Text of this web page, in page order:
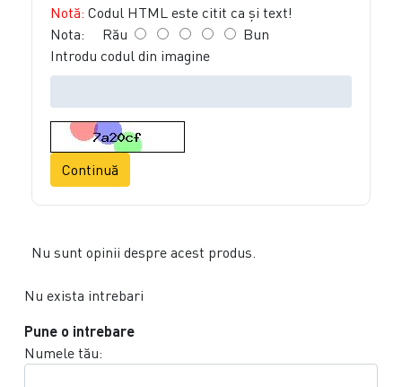
Notă: Codul HTML este citit ca şi text!
Nota: Rău
Bun
Introdu codul din imagine
Continuă
Nu sunt opinii despre acest produs.
Nu exista intrebari
Pune o intrebare
Numele tău: